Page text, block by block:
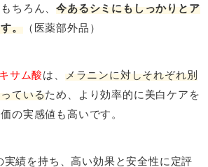
ちろん、今あるシミにもしっかりとア
。（医薬部外品）
サム酸は、 メラニンに対しそれぞれ別
ているため、より効率的に美白ケアを
の実感値も高いです。
実績を持ち、高い効果と安全性に定評